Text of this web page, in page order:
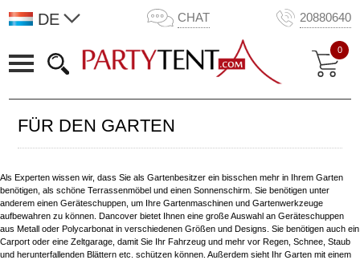
DE CHAT 20880640
0
FÜR DEN GARTEN
Als Experten wissen wir, dass Sie als Gartenbesitzer ein bisschen mehr in Ihrem Garten
benötigen, als schöne Terrassenmöbel und einen Sonnenschirm. Sie benötigen unter
anderem einen Geräteschuppen, um Ihre Gartenmaschinen und Gartenwerkzeuge
aufbewahren zu können. Dancover bietet Ihnen eine große Auswahl an Geräteschuppen
aus Metall oder Polycarbonat in verschiedenen Größen und Designs. Sie benötigen auch ein
Carport oder eine Zeltgarage, damit Sie Ihr Fahrzeug und mehr vor Regen, Schnee, Staub
und herunterfallenden Blättern etc. schützen können. Außerdem sieht Ihr Garten mit einem